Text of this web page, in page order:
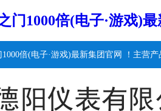
倍(电子·游戏)最
倍(电子·游戏)最新集团官网 ！主营